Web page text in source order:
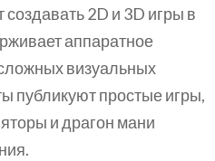
2D и 3D игры в
аппаратное
визуальных
публикуют простые игры,
и драгон мани